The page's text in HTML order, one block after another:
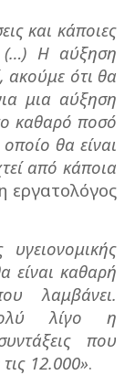
και κάποιες
(…) Η αύξηση
ακούμε ότι θα
μια αύξηση
καθαρό ποσό
θα είναι
από κάποια
εργατολόγος
είναι καθαρή
λαμβάνει.
λίγο η
που
12.000».